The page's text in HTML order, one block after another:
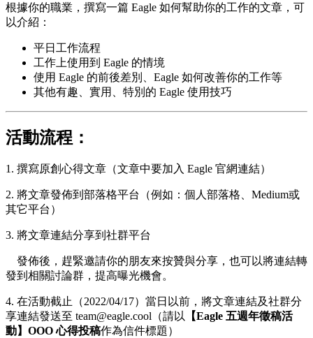
根據你的職業，撰寫一篇 Eagle 如何幫助你的工作的文章，可
以介紹：
平日工作流程
工作上使用到 Eagle 的情境
使用 Eagle 的前後差別、Eagle 如何改善你的工作等
其他有趣、實用、特別的 Eagle 使用技巧
活動流程：
1. 撰寫原創心得文章（文章中要加入 Eagle 官網連結）
2. 將文章發佈到部落格平台（例如：個人部落格、Medium或
其它平台）
3. 將文章連結分享到社群平台
發佈後，趕緊邀請你的朋友來按贊與分享，也可以將連結轉
發到相關討論群，提高曝光機會。
4. 在活動截止（2022/04/17）當日以前，將文章連結及社群分
享連結發送至 team@eagle.cool （請以 【Eagle 五週年徵稿活
動】OOO 心得投稿作為信件標題）